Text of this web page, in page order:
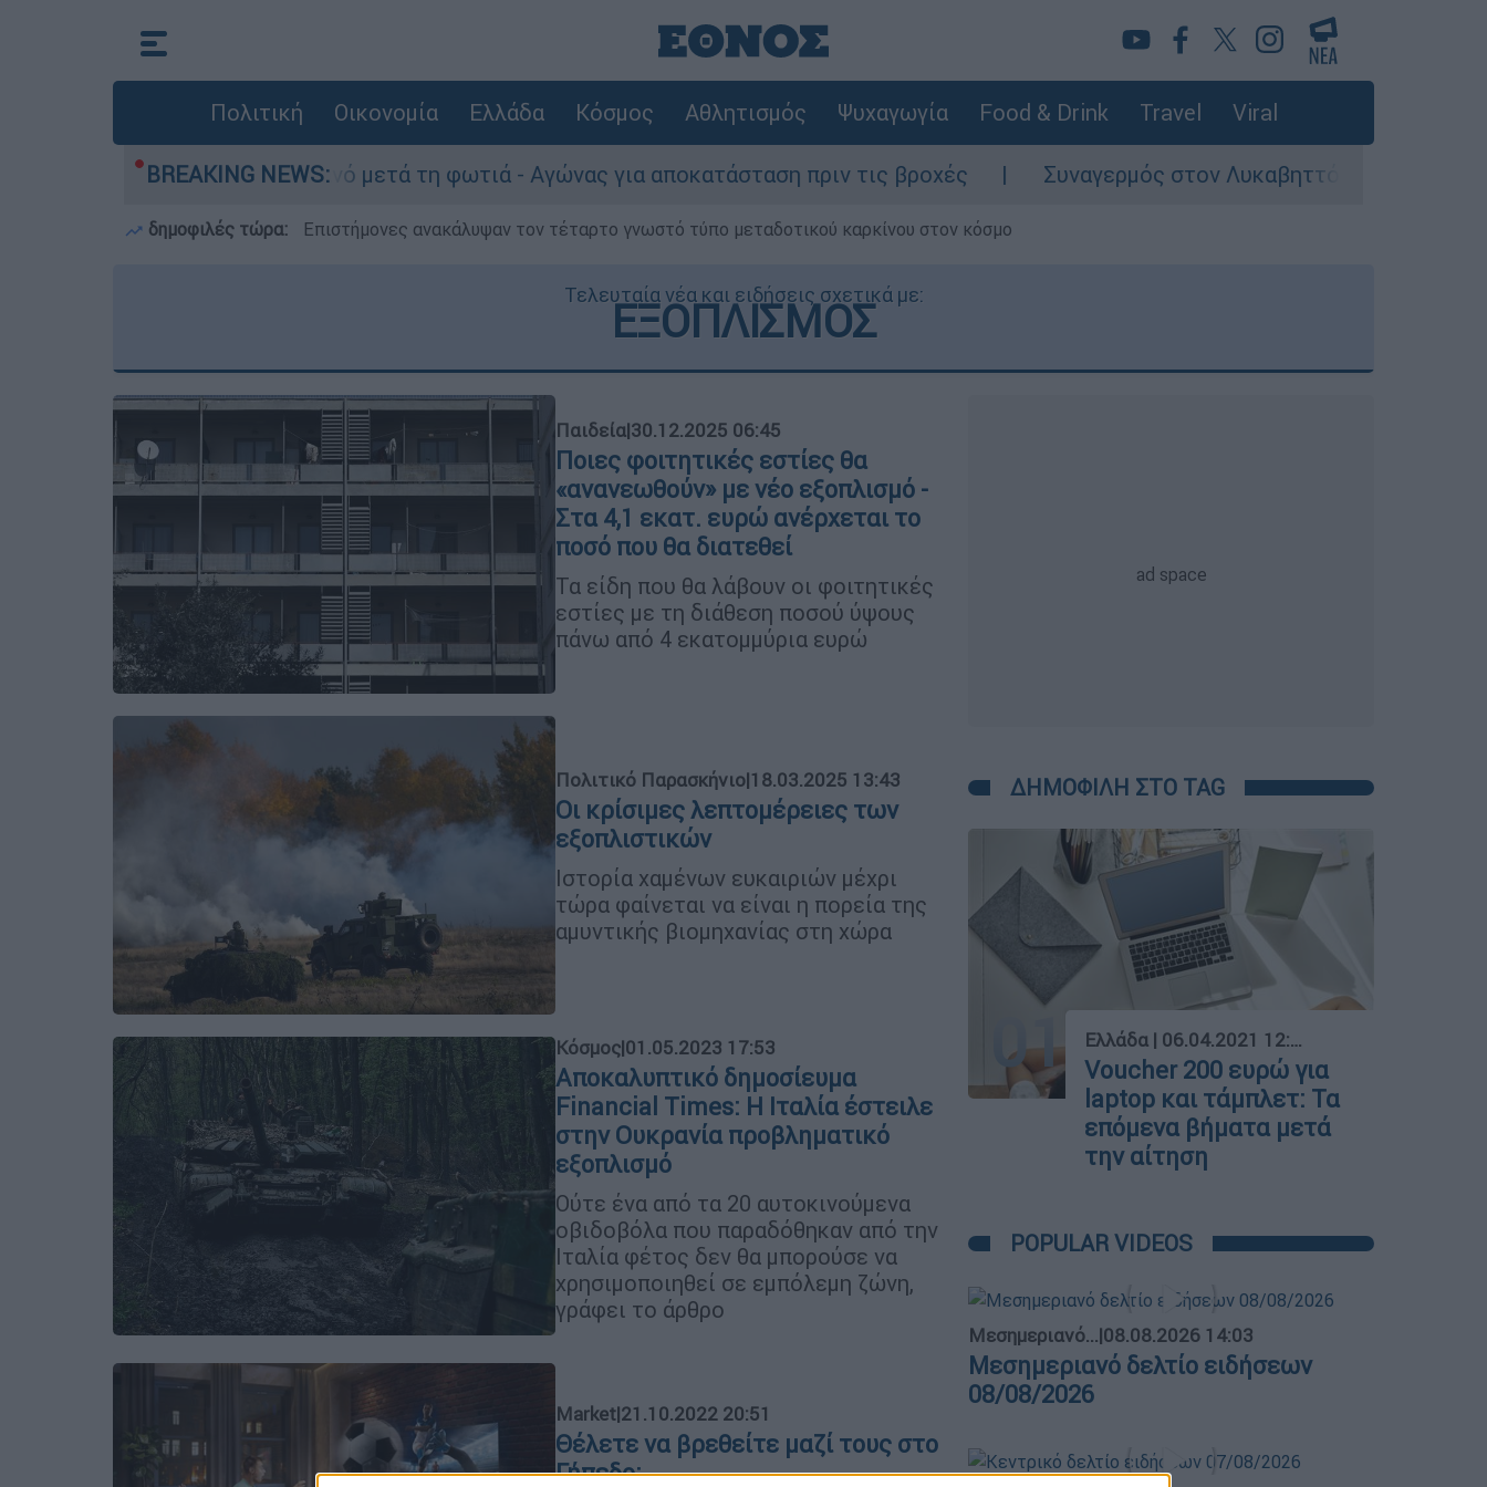
Πολιτική Οικονομία Ελλάδα Κόσμος Αθλητισμός Ψυχαγωγία Food & Drink Travel Viral
BREAKING NEWS:
Πόρτο Γερμανό μετά τη φωτιά - Αγώνας για αποκατάσταση πριν τις βροχές Συναγερμός στον Λυκαβηττό: Σορός σε προχωρημένη
δημοφιλές τώρα: Επιστήμονες ανακάλυψαν τον τέταρτο γνωστό τύπο μεταδοτικού καρκίνου στον κόσμο
Τελευταία νέα και ειδήσεις σχετικά με:
ΕΞΟΠΛΙΣΜΟΣ
Παιδεία|30.12.2025 06:45
Ποιες φοιτητικές εστίες θα
«ανανεωθούν» με νέο εξοπλισμό -
Στα 4,1 εκατ. ευρώ ανέρχεται το
ποσό που θα διατεθεί
Τα είδη που θα λάβουν οι φοιτητικές
εστίες με τη διάθεση ποσού ύψους
πάνω από 4 εκατομμύρια ευρώ
Πολιτικό Παρασκήνιο|18.03.2025 13:43
Οι κρίσιμες λεπτομέρειες των
εξοπλιστικών
Ιστορία χαμένων ευκαιριών μέχρι
τώρα φαίνεται να είναι η πορεία της
αμυντικής βιομηχανίας στη χώρα
Κόσμος|01.05.2023 17:53
Αποκαλυπτικό δημοσίευμα
Financial Times: Η Ιταλία έστειλε
στην Ουκρανία προβληματικό
εξοπλισμό
Ούτε ένα από τα 20 αυτοκινούμενα
οβιδοβόλα που παραδόθηκαν από την
Ιταλία φέτος δεν θα μπορούσε να
χρησιμοποιηθεί σε εμπόλεμη ζώνη,
γράφει το άρθρο
Market|21.10.2022 20:51
Θέλετε να βρεθείτε μαζί τους στο
Γήπεδο;
ΔΗΜΟΦΙΛΗ ΣΤΟ TAG
01 Ελλάδα | 06.04.2021 12:06
Voucher 200 ευρώ για
laptop και τάμπλετ: Τα
επόμενα βήματα μετά
την αίτηση
POPULAR VIDEOS
Μεσημεριανό...|08.08.2026 14:03
Μεσημεριανό δελτίο ειδήσεων
08/08/2026